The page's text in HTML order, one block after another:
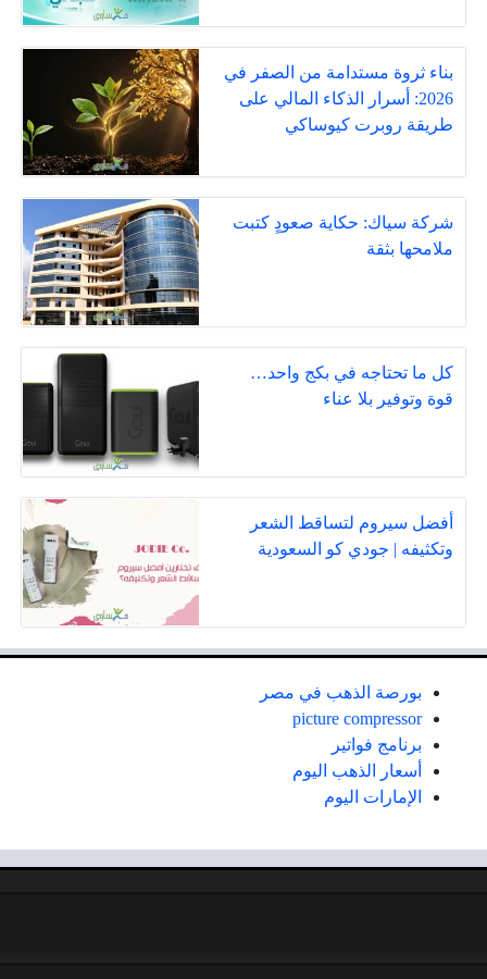
بناء ثروة مستدامة من الصفر في
2026: أسرار الذكاء المالي على
طريقة روبرت كيوساكي
شركة سياك: حكاية صعودٍ كتبت
ملامحها بثقة
كل ما تحتاجه في بكج واحد…
قوة وتوفير بلا عناء
أفضل سيروم لتساقط الشعر
وتكثيفه | جودي كو السعودية
بورصة الذهب في مصر
picture compressor
برنامج فواتير
أسعار الذهب اليوم
الإمارات اليوم